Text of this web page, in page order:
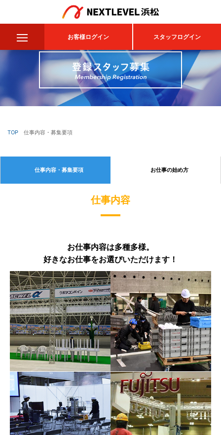
ン
ン
ツ
へ
ス
プ
お客様ログイン スタッフログイン
TOP 仕事内容・募集要項
仕事内容・募集要項 お仕事の始め方
仕事内容
お仕事内容は多種多様。
好きなお仕事をお選びいただけます！